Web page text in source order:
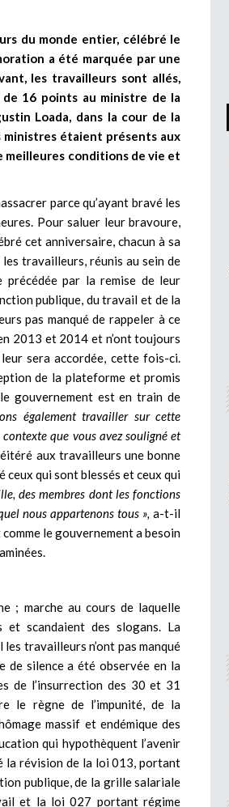
du monde entier, célébré le
a été marquée par une
les travailleurs sont allés,
16 points au ministre de la
Loada, dans la cour de la
ministres étaient présents aux
meilleures conditions de vie et
parce qu’ayant bravé les
Pour saluer leur bravoure,
cet anniversaire, chacun à sa
travailleurs, réunis au sein de
précédée par la remise de leur
publique, du travail et de la
pas manqué de rappeler à ce
2013 et 2014 et n’ont toujours
sera accordée, cette fois-ci.
de la plateforme et promis
gouvernement est en train de
également travailler sur cette
que vous avez souligné et
aux travailleurs une bonne
ceux qui sont blessés et ceux qui
des membres dont les fonctions
nous appartenons tous », a-t-il
le gouvernement a besoin
; marche au cours de laquelle
et scandaient des slogans. La
travailleurs n’ont pas manqué
de silence a été observée en la
de l’insurrection des 30 et 31
le règne de l’impunité, de la
massif et endémique des
qui hypothèquent l’avenir
la révision de la loi 013, portant
publique, de la grille salariale
et la loi 027 portant régime